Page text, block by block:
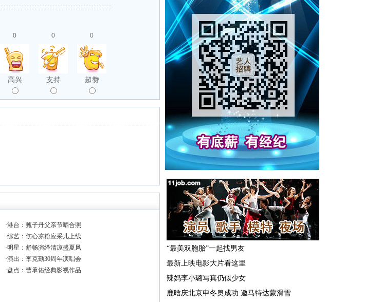
0
高兴
0
支持
0
超赞